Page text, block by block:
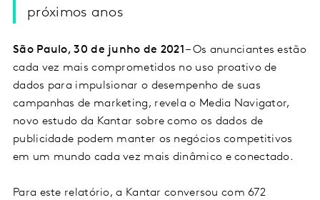
próximos anos
São Paulo, 30 de junho de 2021 – Os anunciantes estão
cada vez mais comprometidos no uso proativo de
dados para impulsionar o desempenho de suas
campanhas de marketing, revela o Media Navigator,
novo estudo da Kantar sobre como os dados de
publicidade podem manter os negócios competitivos
em um mundo cada vez mais dinâmico e conectado.
Para este relatório, a Kantar conversou com 672